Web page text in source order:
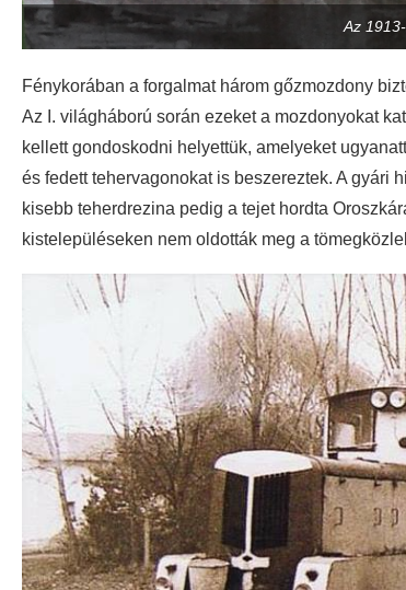
Az
Fénykorában a forgalmat három gőzmozdony
Az I. világháború során ezeket a mozdonyokat
kellett gondoskodni helyettük, amelyeket
és fedett tehervagonokat is beszereztek. A gyári
kisebb teherdrezina pedig a tejet hordta
kistelepüléseken nem oldották meg a